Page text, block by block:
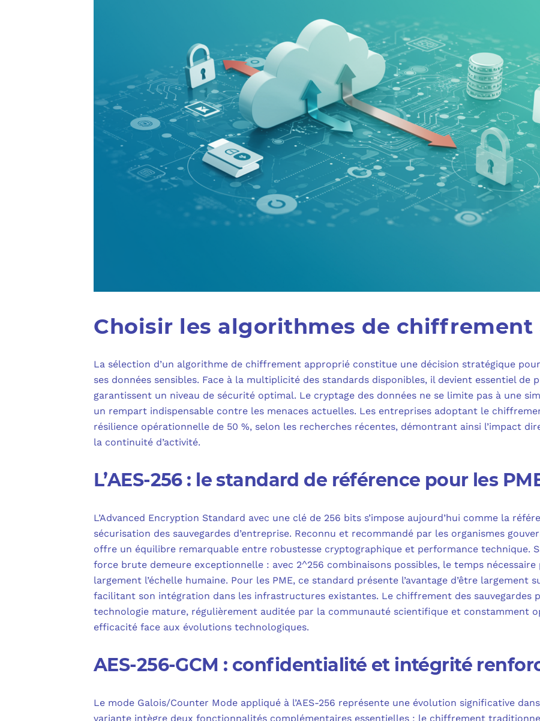
Choisir les algorithmes de chiffrement
La sélection d’un algorithme de chiffrement approprié constitue une décision stratégique
ses données sensibles. Face à la multiplicité des standards disponibles, il devient essentiel de
garantissent un niveau de sécurité optimal. Le cryptage des données ne se limite pas à une
un rempart indispensable contre les menaces actuelles. Les entreprises adoptant le
résilience opérationnelle de 50 %, selon les recherches récentes, démontrant ainsi l’impact
la continuité d’activité.
L’AES-256 : le standard de référence pour les
L’Advanced Encryption Standard avec une clé de 256 bits s’impose aujourd’hui comme la
sécurisation des sauvegardes d’entreprise. Reconnu et recommandé par les organismes
offre un équilibre remarquable entre robustesse cryptographique et performance technique.
force brute demeure exceptionnelle : avec 2^256 combinaisons possibles, le temps
largement l’échelle humaine. Pour les PME, ce standard présente l’avantage d’être
facilitant son intégration dans les infrastructures existantes. Le chiffrement des sauvegardes
technologie mature, régulièrement auditée par la communauté scientifique et constamment
efficacité face aux évolutions technologiques.
AES-256-GCM : confidentialité et intégrité
Le mode Galois/Counter Mode appliqué à l’AES-256 représente une évolution significative
variante intègre deux fonctionnalités complémentaires essentielles : le chiffrement